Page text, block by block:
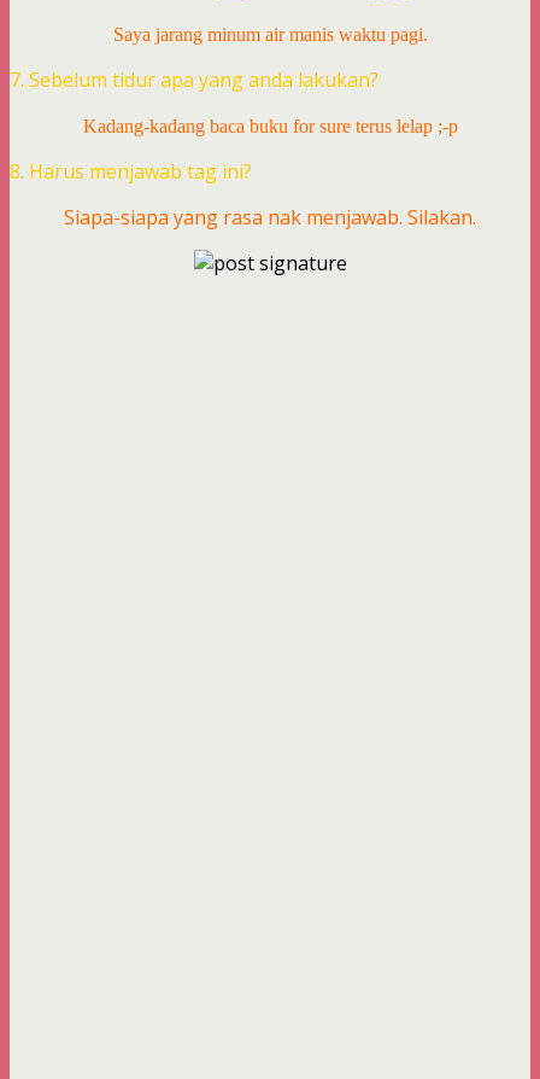
Saya jarang minum air manis waktu pagi.
7. Sebelum tidur apa yang anda lakukan?
Kadang-kadang baca buku for sure terus lelap ;-p
8. Harus menjawab tag ini?
Siapa-siapa yang rasa nak menjawab. Silakan.